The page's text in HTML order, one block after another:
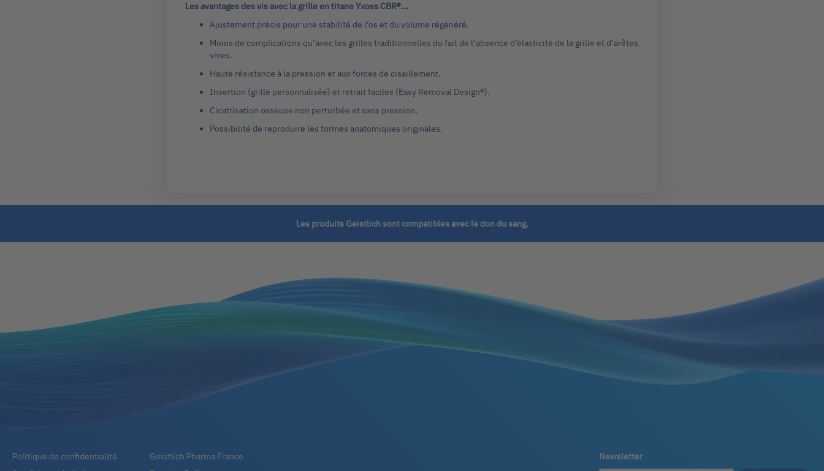
Les avantages des vis avec la grille en titane Yxoss CBR®...
Ajustement précis pour une stabilité de l’os et du volume régénéré.
Moins de complications qu’avec les grilles traditionnelles du fait de l’absence d’élasticité de la grille et d’arêtes
vives.
Haute résistance à la pression et aux forces de cisaillement.
Insertion (grille personnalisée) et retrait faciles (Easy Removal Design®).
Cicatrisation osseuse non perturbée et sans pression.
Possibilité de reproduire les formes anatomiques originales.
Les produits Geistlich sont compatibles avec le don du sang.
Politique de confidentialité
Newsletter
Geistlich Pharma France